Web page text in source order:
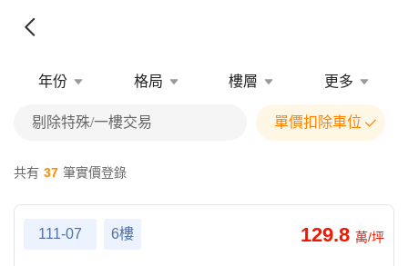
年份 格局 樓層 更多
剔除特殊/一樓交易 單價扣除車位
共有 37 筆實價登錄
111-07 6樓 129.8 萬/坪